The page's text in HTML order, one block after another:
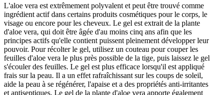
L'aloe vera est extrêmement polyvalent et peut être trouvé comme
ingrédient actif dans certains produits cosmétiques pour le corps, le
visage ou encore pour les cheveux. Le gel est extrait de la plante
d'aloe vera, qui doit être âgée d'au moins cinq ans afin que les
principes actifs qu'elle contient puissent pleinement développer leur
pouvoir. Pour récolter le gel, utilisez un couteau pour couper les
feuilles d'aloe vera le plus près possible de la tige, puis laissez le gel
s'écouler des feuilles. Le gel est plus efficace lorsqu'il est appliqué
frais sur la peau. Il a un effet rafraîchissant sur les coups de soleil,
aide la peau à se régénérer, l'apaise et a des propriétés anti-irritantes
et antiseptiques. Le gel de la plante d'aloe vera apporte également